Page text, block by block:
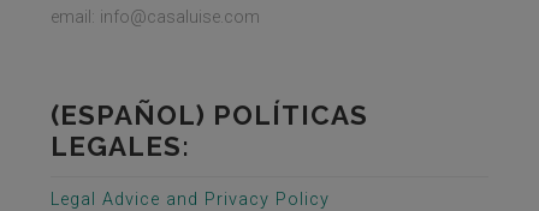
email: info@casaluise.com
(ESPAÑOL) POLÍTICAS
LEGALES:
Legal Advice and Privacy Policy